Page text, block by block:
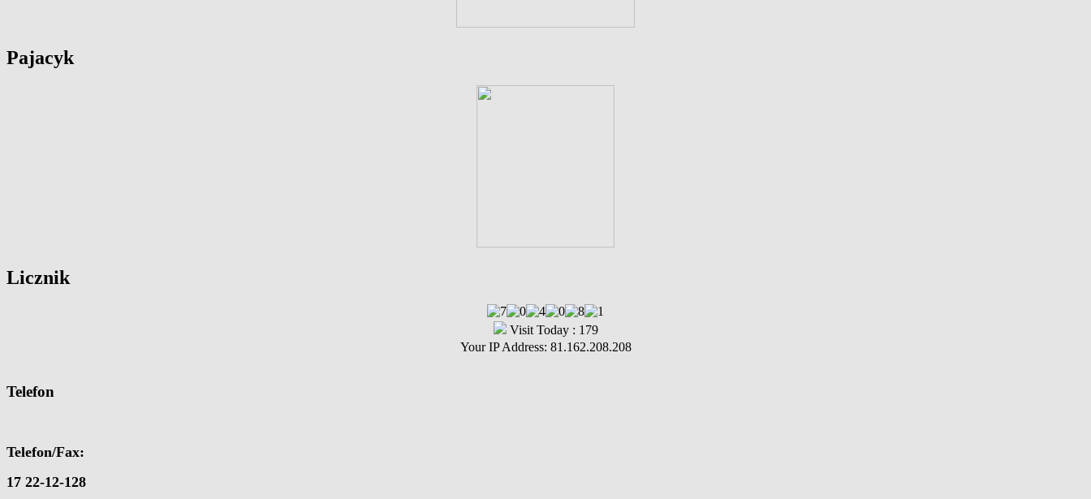
Pajacyk
Licznik
Visit Today : 179
Your IP Address: 81.162.208.208
Telefon
Telefon/Fax:
17 22-12-128